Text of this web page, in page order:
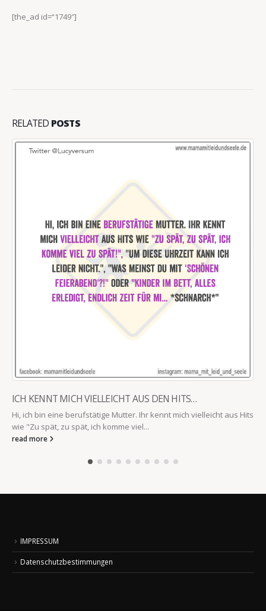
[the_ad id=“1749″]
RELATED POSTS
ICH KENNT MICH VIELLEICHT AUS DEN HITS…
Hi, ich bin eine berufstätige Mutter. Ihr kennt mich vielleicht aus Hits
wie "Zu spät, zu spät, ich komme viel...
read more
IMPRESSUM
Datenschutzbestimmungen